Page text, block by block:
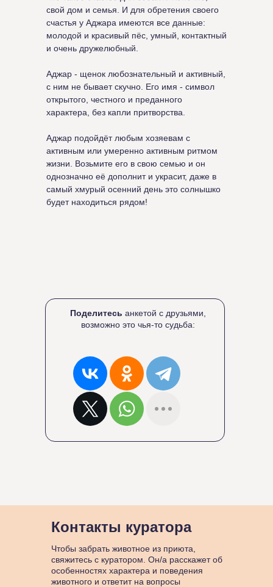
свой дом и семья. И для обретения своего
счастья у Аджара имеются все данные:
молодой и красивый пёс, умный, контактный
и очень дружелюбный.
Аджар - щенок любознательный и активный,
с ним не бывает скучно. Его имя - символ
открытого, честного и преданного
характера, без капли притворства.
Аджар подойдёт любым хозяевам с
активным или умеренно активным ритмом
жизни. Возьмите его в свою семью и он
однозначно её дополнит и украсит, даже в
самый хмурый осенний день это солнышко
будет находиться рядом!
Поделитесь анкетой с друзьями,
возможно это чья-то судьба:
Контакты куратора
Чтобы забрать животное из приюта,
свяжитесь с куратором. Он/а расскажет об
особенностях характера и поведения
животного и ответит на вопросы